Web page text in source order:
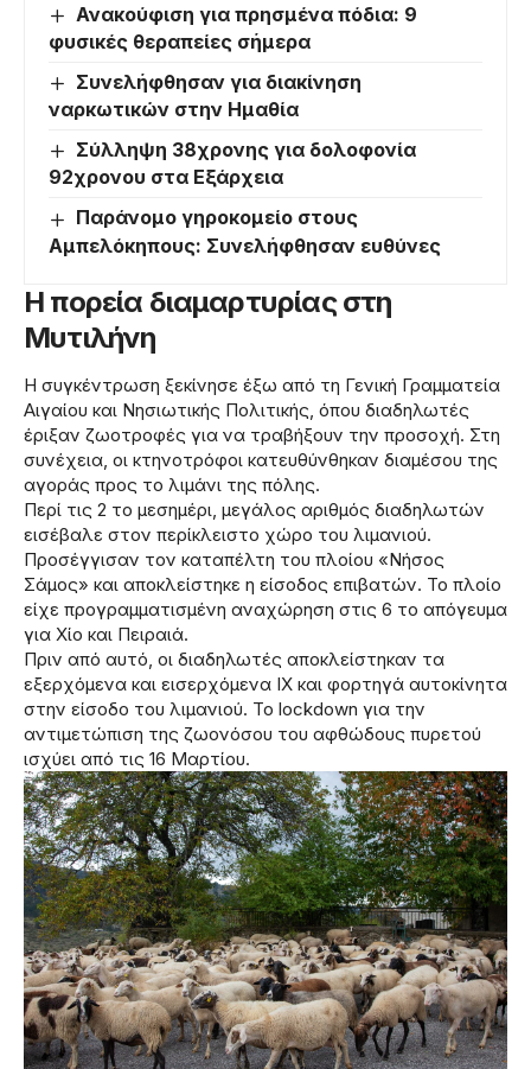
Ανακούφιση για πρησμένα πόδια: 9
φυσικές θεραπείες σήμερα
Συνελήφθησαν για διακίνηση
ναρκωτικών στην Ημαθία
Σύλληψη 38χρονης για δολοφονία
92χρονου στα Εξάρχεια
Παράνομο γηροκομείο στους
Αμπελόκηπους: Συνελήφθησαν ευθύνες
Η πορεία διαμαρτυρίας στη
Μυτιλήνη
Η συγκέντρωση ξεκίνησε έξω από τη Γενική Γραμματεία
Αιγαίου και Νησιωτικής Πολιτικής, όπου διαδηλωτές
έριξαν ζωοτροφές για να τραβήξουν την προσοχή. Στη
συνέχεια, οι κτηνοτρόφοι κατευθύνθηκαν διαμέσου της
αγοράς προς το λιμάνι της πόλης.
Περί τις 2 το μεσημέρι, μεγάλος αριθμός διαδηλωτών
εισέβαλε στον περίκλειστο χώρο του λιμανιού.
Προσέγγισαν τον καταπέλτη του πλοίου «Νήσος
Σάμος» και αποκλείστηκε η είσοδος επιβατών. Το πλοίο
είχε προγραμματισμένη αναχώρηση στις 6 το απόγευμα
για Χίο και Πειραιά.
Πριν από αυτό, οι διαδηλωτές αποκλείστηκαν τα
εξερχόμενα και εισερχόμενα ΙΧ και φορτηγά αυτοκίνητα
στην είσοδο του λιμανιού. Το lockdown για την
αντιμετώπιση της ζωονόσου του αφθώδους πυρετού
ισχύει από τις 16 Μαρτίου.